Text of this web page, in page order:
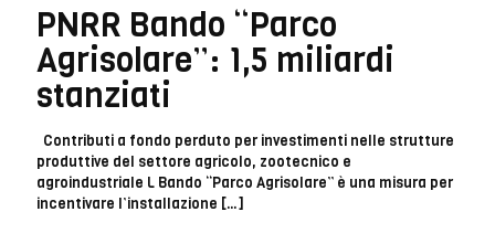
PNRR Bando “Parco
Agrisolare”: 1,5 miliardi
stanziati
Contributi a fondo perduto per investimenti nelle strutture
produttive del settore agricolo, zootecnico e
agroindustriale L Bando “Parco Agrisolare” è una misura per
incentivare l’installazione […]